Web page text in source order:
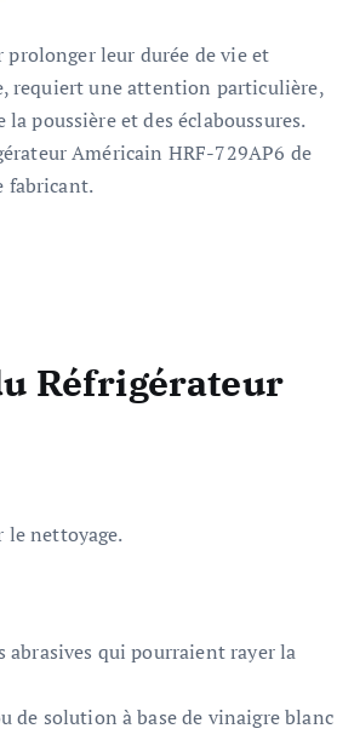
leur durée de vie et
requiert une attention particulière,
poussière et des éclaboussures.
Américain HRF-729AP6 de
fabricant.
Réfrigérateur
le nettoyage.
qui pourraient rayer la
solution à base de vinaigre blanc